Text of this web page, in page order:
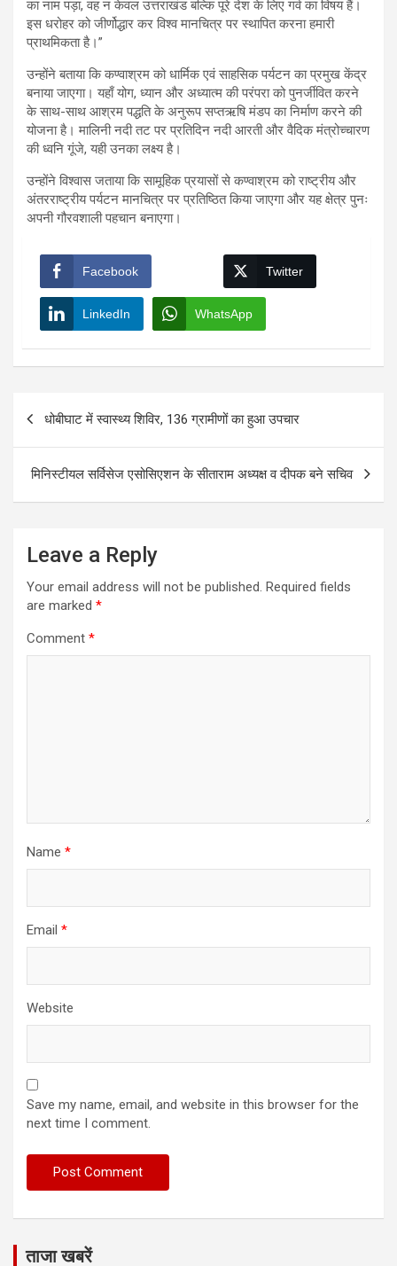
का नाम पड़ा, वह न केवल उत्तराखंड बल्कि पूरे देश के लिए गर्व का विषय हैं।
इस धरोहर को जीर्णोद्धार कर विश्व मानचित्र पर स्थापित करना हमारी
प्राथमिकता है।”
उन्होंने बताया कि कण्वाश्रम को धार्मिक एवं साहसिक पर्यटन का प्रमुख केंद्र
बनाया जाएगा। यहाँ योग, ध्यान और अध्यात्म की परंपरा को पुनर्जीवित करने
के साथ-साथ आश्रम पद्धति के अनुरूप सप्तऋषि मंडप का निर्माण करने की
योजना है। मालिनी नदी तट पर प्रतिदिन नदी आरती और वैदिक मंत्रोच्चारण
की ध्वनि गूंजे, यही उनका लक्ष्य है।
उन्होंने विश्वास जताया कि सामूहिक प्रयासों से कण्वाश्रम को राष्ट्रीय और
अंतरराष्ट्रीय पर्यटन मानचित्र पर प्रतिष्ठित किया जाएगा और यह क्षेत्र पुनः
अपनी गौरवशाली पहचान बनाएगा।
Facebook Twitter
LinkedIn WhatsApp
Post
धोबीघाट में स्वास्थ्य शिविर, 136 ग्रामीणों का हुआ उपचार
मिनिस्टीयल सर्विसेज एसोसिएशन के सीताराम अध्यक्ष व दीपक बने सचिव
Leave a Reply
Your email address will not be published. Required fields
are marked *
Comment *
Name *
Email *
Website
Save my name, email, and website in this browser for the
next time I comment.
ताजा खबरें